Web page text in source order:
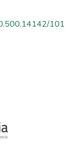
101